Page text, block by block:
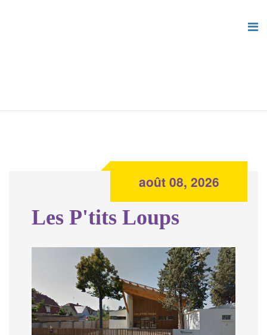
Les P'tits Loups
août 08, 2026